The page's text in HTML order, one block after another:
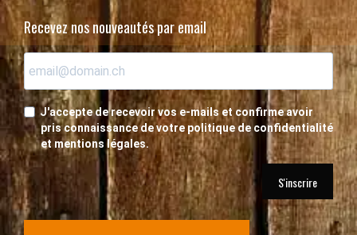
Recevez nos nouveautés par email
J'accepte de recevoir vos e-mails et confirme avoir
pris connaissance de votre politique de confidentialité
et mentions légales.
S'inscrire